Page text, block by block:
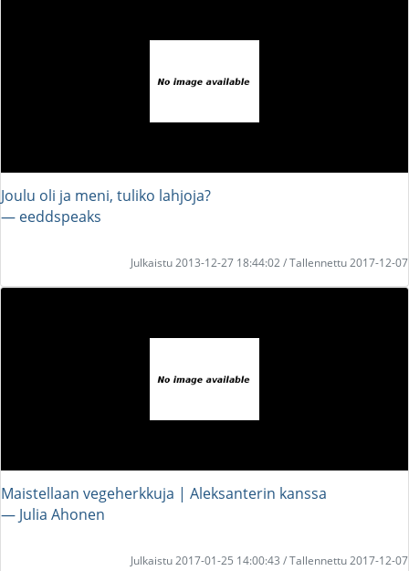
Joulu oli ja meni, tuliko lahjoja?
― eeddspeaks
Julkaistu 2013-12-27 18:44:02 / Tallennettu 2017-12-07
Maistellaan vegeherkkuja | Aleksanterin kanssa
― Julia Ahonen
Julkaistu 2017-01-25 14:00:43 / Tallennettu 2017-12-07